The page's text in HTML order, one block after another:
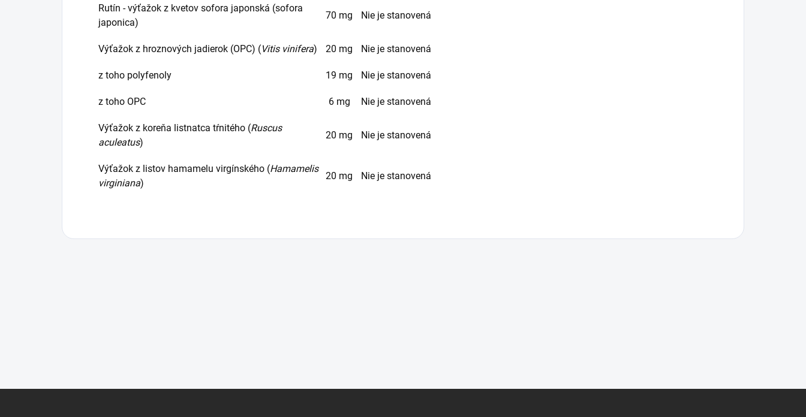
Rutín - výťažok z kvetov sofora japonská (sofora
japonica)
70 mg Nie je stanovená
Výťažok z hroznových jadierok (OPC) (Vitis vinifera) 20 mg Nie je stanovená
z toho polyfenoly 19 mg Nie je stanovená
z toho OPC 6 mg Nie je stanovená
Výťažok z koreňa listnatca tŕnitého (Ruscus
aculeatus)
20 mg Nie je stanovená
Výťažok z listov hamamelu virgínského (Hamamelis
virginiana)
20 mg Nie je stanovená